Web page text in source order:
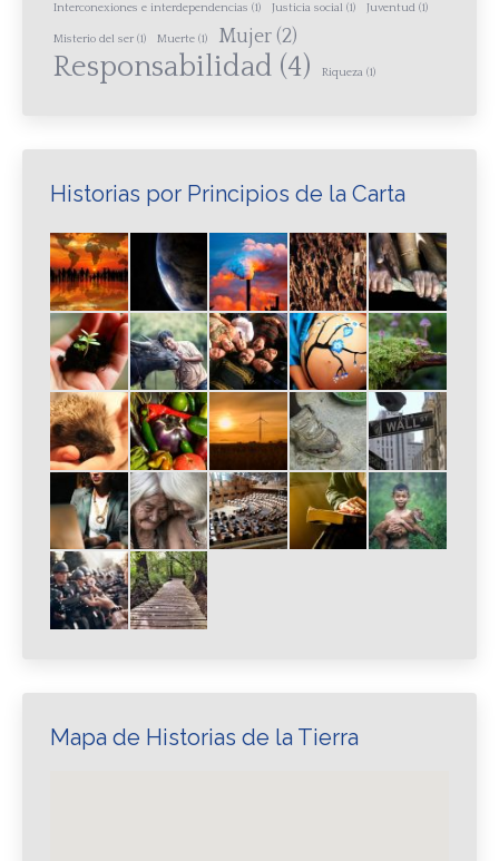
Interconexiones e interdependencias (1) Justicia social (1) Juventud (1)
Misterio del ser (1) Muerte (1) Mujer (2)
Responsabilidad (4) Riqueza (1)
Historias por Principios de la Carta
Mapa de Historias de la Tierra